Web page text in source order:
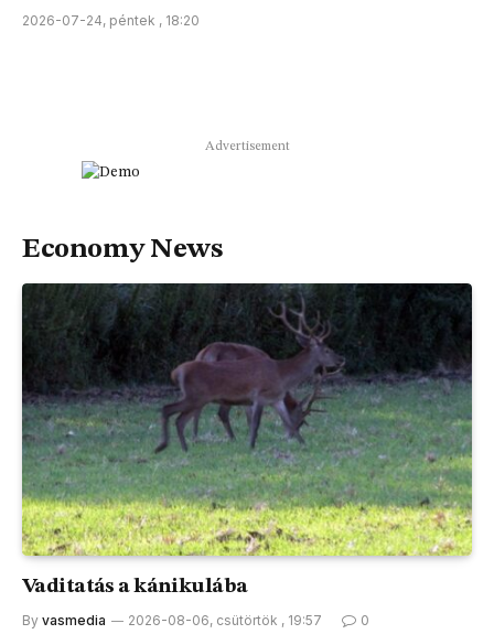
2026-07-24, péntek , 18:20
Advertisement
Economy News
Vaditatás a kánikulába
By vasmedia 2026-08-06, csütörtök , 19:57 0